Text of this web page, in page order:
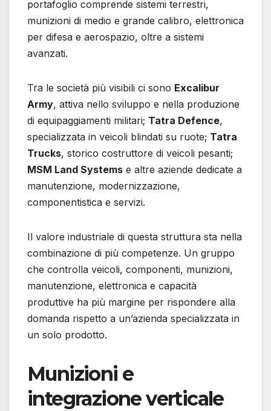
portafoglio comprende sistemi terrestri,
munizioni di medio e grande calibro, elettronica
per difesa e aerospazio, oltre a sistemi
avanzati.
Tra le società più visibili ci sono Excalibur
Army, attiva nello sviluppo e nella produzione
di equipaggiamenti militari; Tatra Defence,
specializzata in veicoli blindati su ruote; Tatra
Trucks, storico costruttore di veicoli pesanti;
MSM Land Systems e altre aziende dedicate a
manutenzione, modernizzazione,
componentistica e servizi.
Il valore industriale di questa struttura sta nella
combinazione di più competenze. Un gruppo
che controlla veicoli, componenti, munizioni,
manutenzione, elettronica e capacità
produttive ha più margine per rispondere alla
domanda rispetto a un’azienda specializzata in
un solo prodotto.
Munizioni e
integrazione verticale